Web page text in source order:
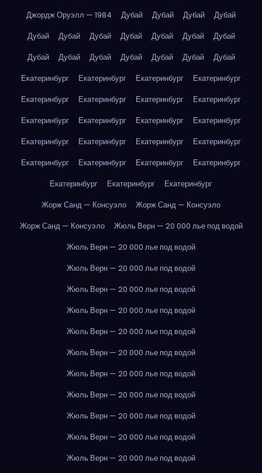
Джордж Оруэлл — 1984
Дубай Дубай Дубай
Дубай
Дубай
Дубай Дубай Дубай Дубай Дубай
Дубай
Дубай
Дубай Дубай Дубай Дубай Дубай
Дубай
Екатеринбург
Екатеринбург Екатеринбург
Екатеринбург
Екатеринбург
Екатеринбург Екатеринбург
Екатеринбург
Екатеринбург
Екатеринбург Екатеринбург
Екатеринбург
Екатеринбург
Екатеринбург Екатеринбург
Екатеринбург
Екатеринбург
Екатеринбург Екатеринбург
Екатеринбург
Екатеринбург
Екатеринбург
Екатеринбург
Жорж Санд — Консуэло
Жорж Санд — Консуэло
Жорж Санд — Консуэло
Жюль Верн — 20 000 лье под водой
Жюль Верн — 20 000 лье под водой
Жюль Верн — 20 000 лье под водой
Жюль Верн — 20 000 лье под водой
Жюль Верн — 20 000 лье под водой
Жюль Верн — 20 000 лье под водой
Жюль Верн — 20 000 лье под водой
Жюль Верн — 20 000 лье под водой
Жюль Верн — 20 000 лье под водой
Жюль Верн — 20 000 лье под водой
Жюль Верн — 20 000 лье под водой
Жюль Верн — 20 000 лье под водой